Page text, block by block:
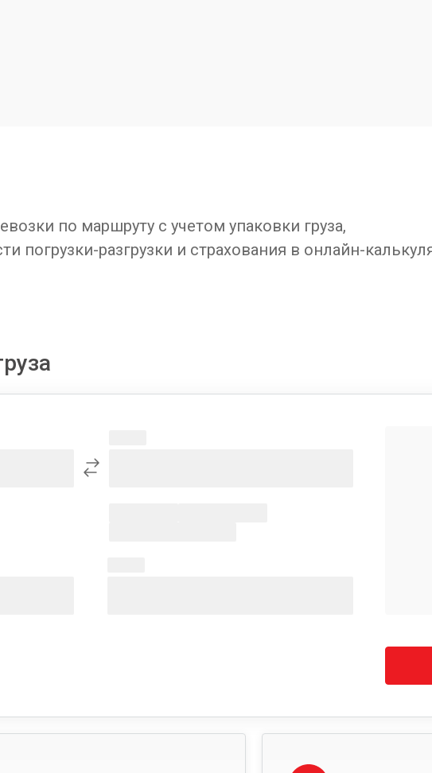
по маршруту с учетом упаковки груза,
погрузки-разгрузки и страхования в онлайн-